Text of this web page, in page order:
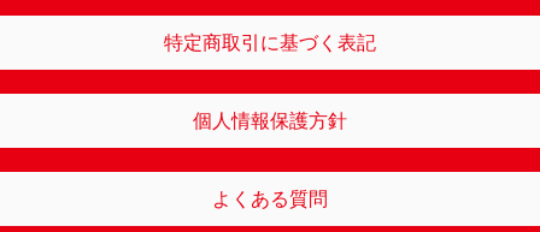
特定商取引に基づく表記
個人情報保護方針
よくある質問